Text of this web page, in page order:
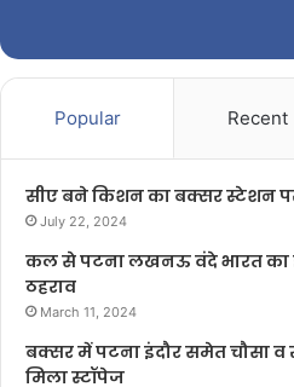
Popular Recent
सीए बने किशन का बक्सर स्टेशन
July 22, 2024
कल से पटना लखनऊ वंदे भारत का
ठहराव
March 11, 2024
बक्सर में पटना इंदौर समेत चौसा
मिला स्टॉपेज